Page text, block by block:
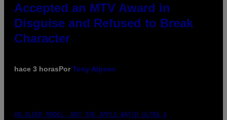
Accepted an MTV Award in
Disguise and Refused to Break
Character
hace 3 horasPorTony Alpsen
AN OLDER MODEL, NOT THE APPLE WATCH ULTRA 4